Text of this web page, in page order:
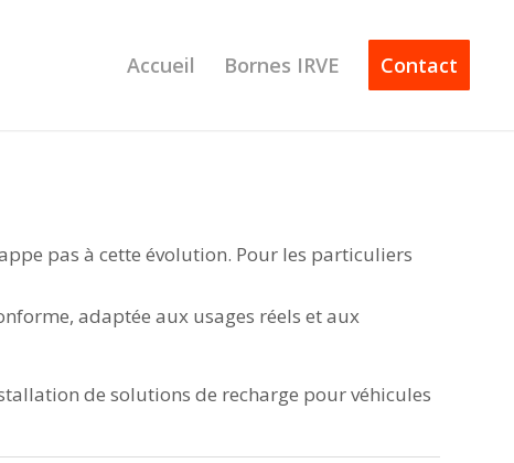
Accueil Bornes IRVE Contact
pas à cette évolution. Pour les particuliers
adaptée aux usages réels et aux
de solutions de recharge pour véhicules